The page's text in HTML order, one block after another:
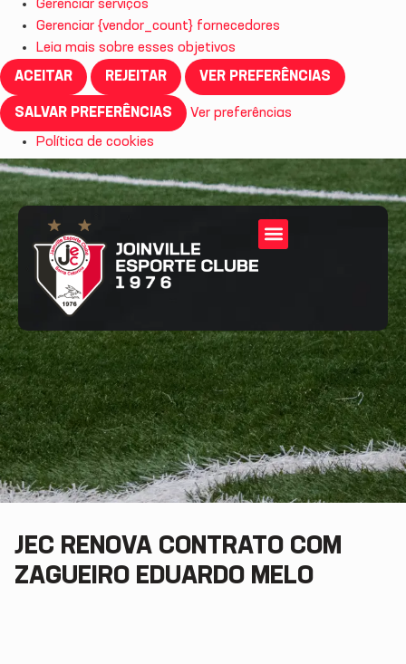
Gerenciar serviços
Gerenciar {vendor_count} fornecedores
Leia mais sobre esses objetivos
ACEITAR
REJEITAR VER PREFERÊNCIAS
SALVAR PREFERÊNCIAS
Ver preferências
Política de cookies
JEC RENOVA CONTRATO COM
ZAGUEIRO EDUARDO MELO